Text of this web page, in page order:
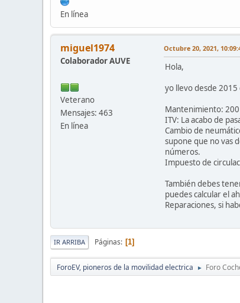
En línea
miguel1974
Colaborador AUVE
Veterano
Mensajes: 463
En línea
Octubre 20, 2021,
Hola,
yo llevo desde 2015
Mantenimiento: 200
ITV: La acabo de
Cambio de
supone que no vas
números.
Impuesto de
También debes
puedes calcular el
Reparaciones, si
IR ARRIBA Páginas 1
ForoEV, pioneros de la movilidad electrica ► Foro